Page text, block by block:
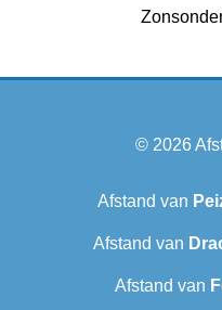
© 2026
Afstand van
Afstand van
Afstand van